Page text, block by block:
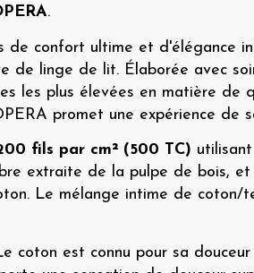
.
de confort ultime et d'élégance
de linge de lit. Élaborée avec
les plus élevées en matière de
promet une expérience de
fils par cm² (500 TC)
extraite de la pulpe de bois, et
Le mélange intime de coton/
coton est connu pour sa